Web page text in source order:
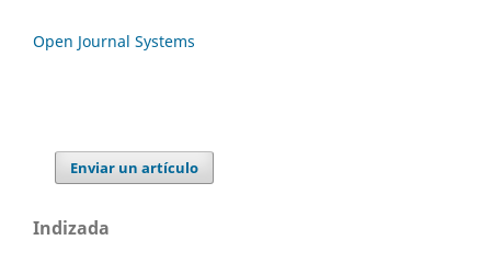
Open Journal Systems
Enviar un artículo
Indizada